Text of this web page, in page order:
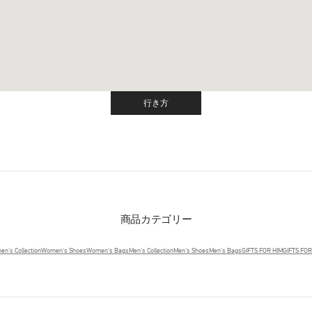
行き方Link Opens in New Tab
商品カテゴリー
CollectionWomen's ShoesWomen's BagsMen's CollectionMen's ShoesMen's BagsGIFTS FOR HIMGIFTS